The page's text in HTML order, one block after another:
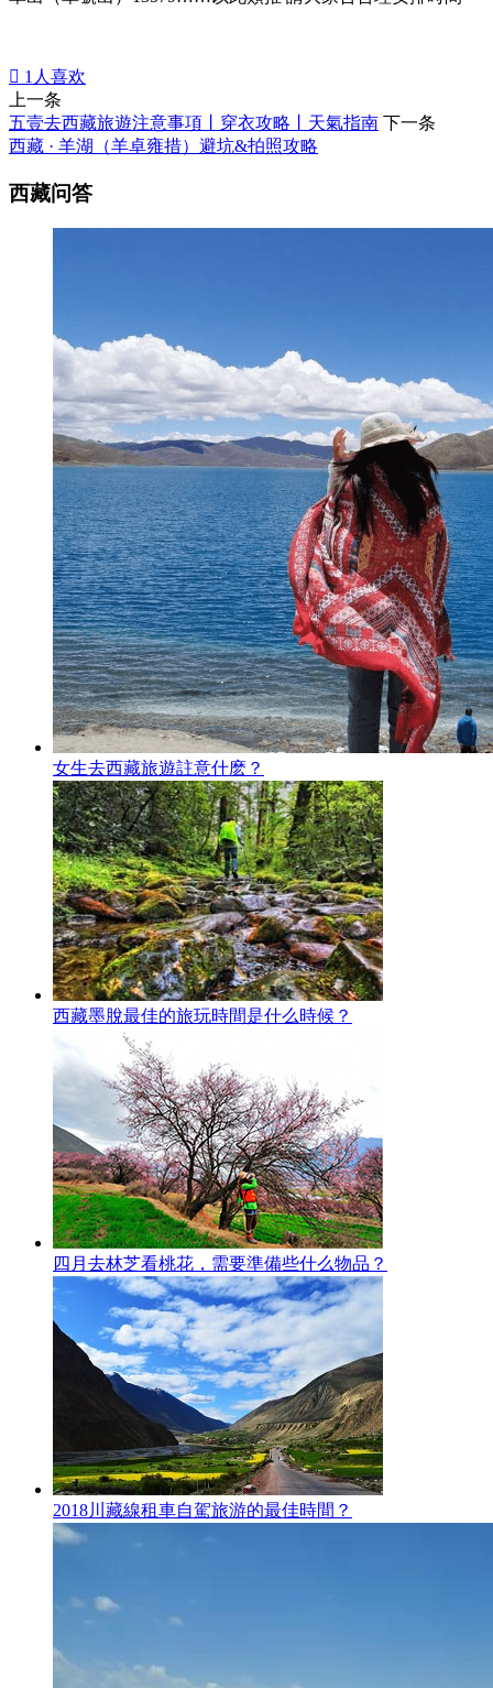
 1 人喜欢
上一条
五壹去西藏旅遊注意事項丨穿衣攻略丨天氣指南 下一条
西藏 · 羊湖（羊卓雍措）避坑&拍照攻略
西藏问答
女生去西藏旅遊註意什麽？
西藏墨脫最佳的旅玩時間是什么時候？
四月去林芝看桃花，需要準備些什么物品？
2018川藏線租車自駕旅游的最佳時間？